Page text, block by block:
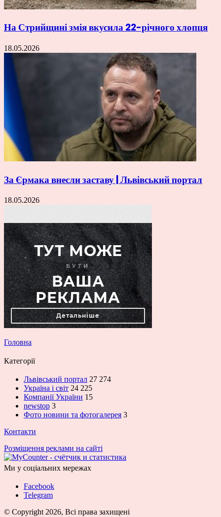
На Стрийщині змія вкусила 22-річного хлопця
18.05.2026
За Єрмака внесли заставу | Львівський портал
18.05.2026
Головна
Категорії
Львівський портал 27 274
Україна і світ 24 225
Компанії України 15
newstop 3
Фото новини та фотогалерея 3
Контакти
Розміщення реклами на сайті
Ми у соціальних мережах
Facebook
Telegram
© Copyright 2026, Всі права захищені